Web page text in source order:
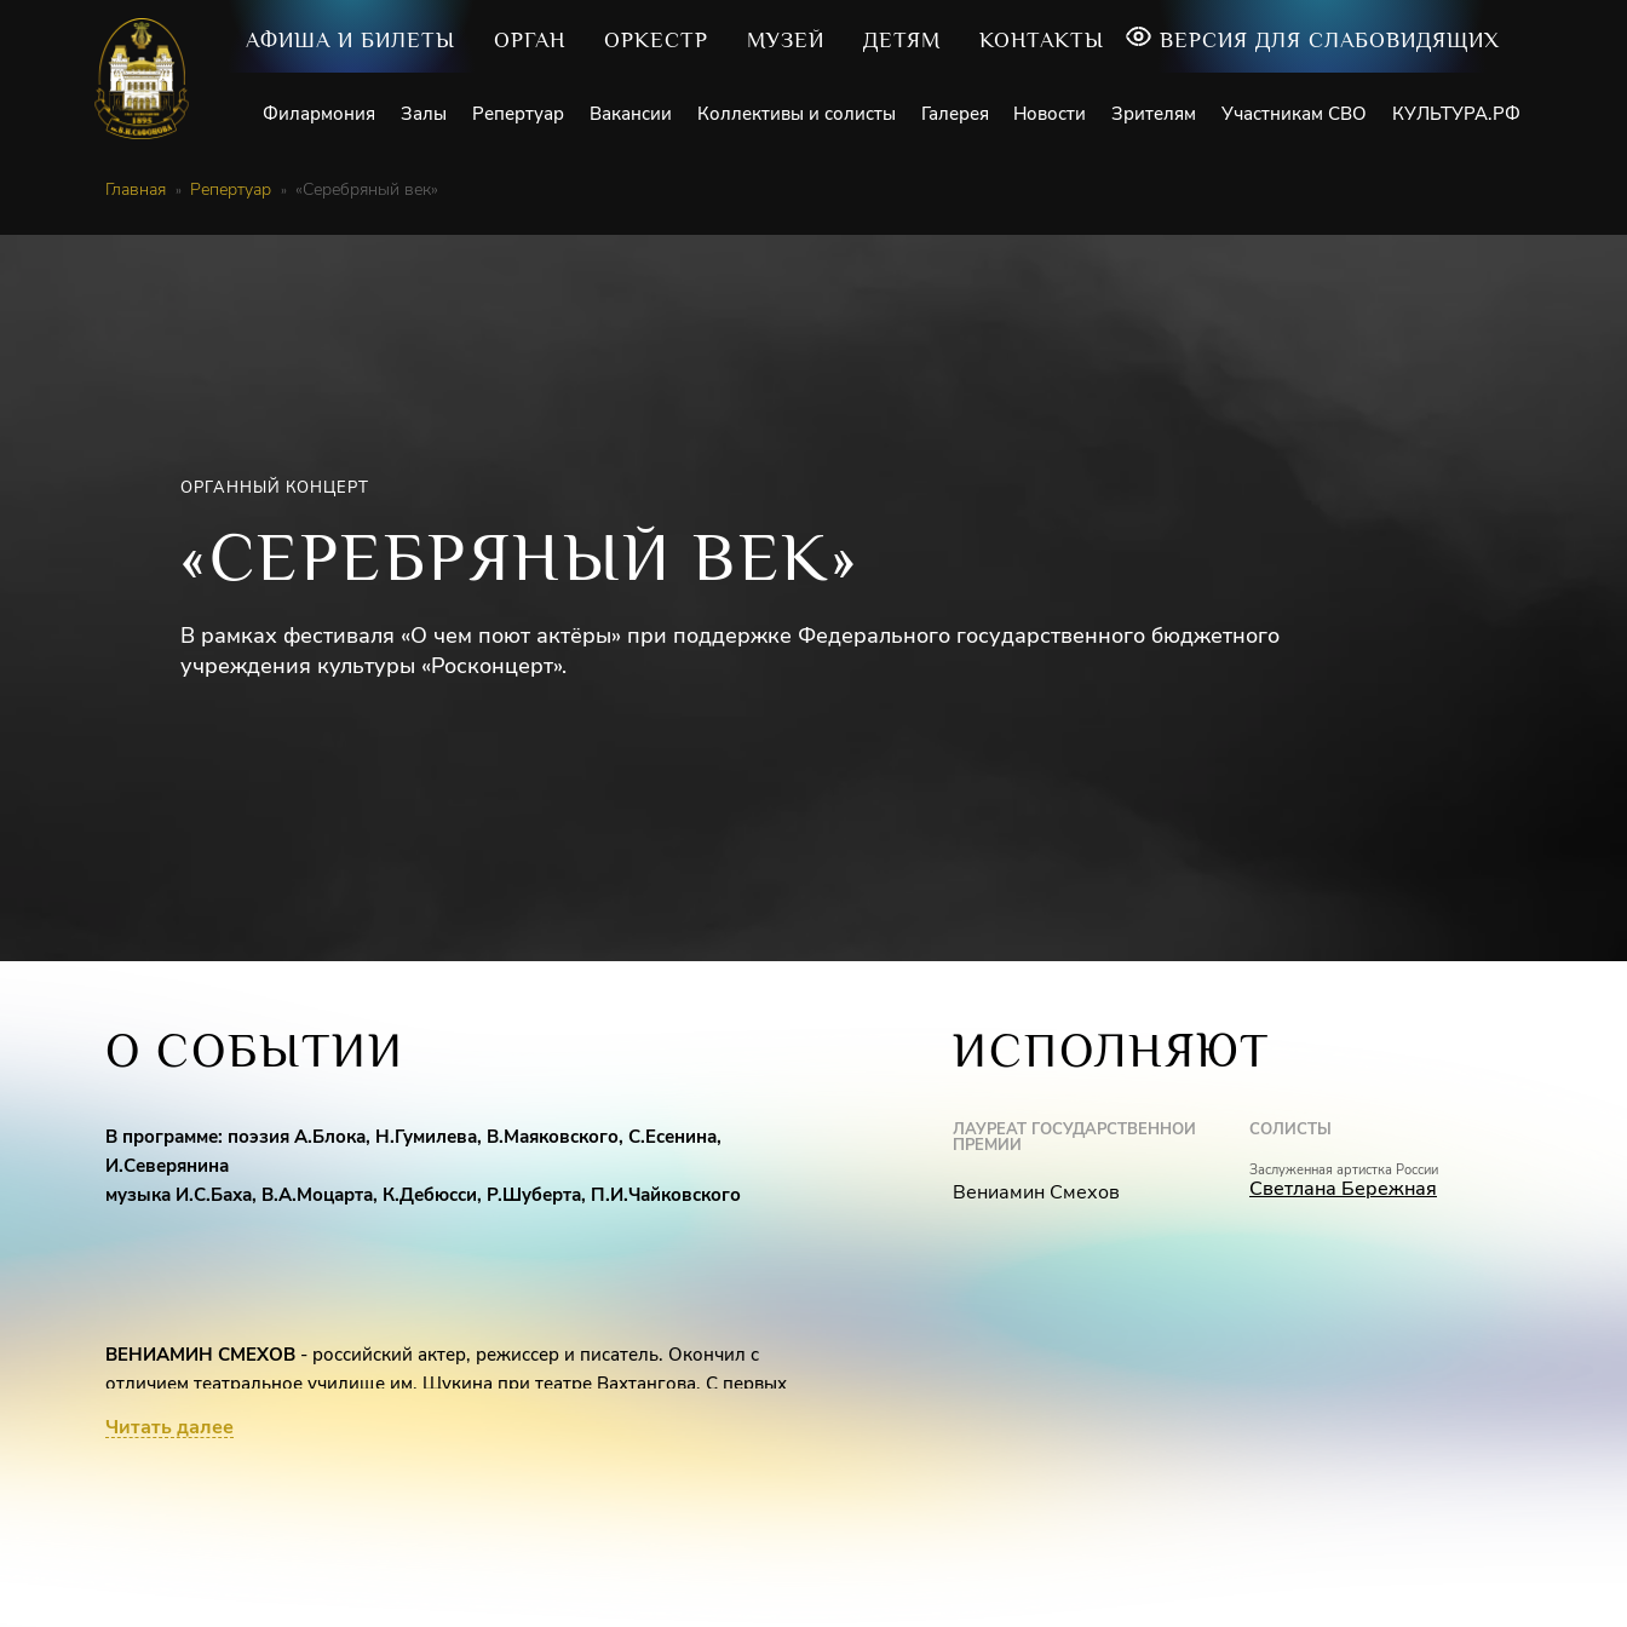
АФИША И БИЛЕТЫ ОРГАН ОРКЕСТР МУЗЕЙ ДЕТЯМ КОНТАКТЫ ВЕРСИЯ ДЛЯ СЛАБОВИДЯЩИХ
Филармония Залы Репертуар Вакансии Коллективы и солисты Галерея Новости Зрителям Участникам СВО КУЛЬТУРА.РФ
Главная Репертуар «Серебряный век»
ОРГАННЫЙ КОНЦЕРТ
«СЕРЕБРЯНЫЙ ВЕК»
В рамках фестиваля «О чем поют актёры» при поддержке Федерального государственного бюджетного
учреждения культуры «Росконцерт».
О СОБЫТИИ
В программе: поэзия А.Блока, Н.Гумилева, В.Маяковского, С.Есенина,
И.Северянина
музыка И.С.Баха, В.А.Моцарта, К.Дебюсси, Р.Шуберта, П.И.Чайковского
ВЕНИАМИН СМЕХОВ - российский актер, режиссер и писатель. Окончил с
отличием театральное училище им. Щукина при театре Вахтангова. С первых
совета и соавтор Ю. П. Любимова. На сцене «Таганки» самые известные роли
Читать далее
ИСПОЛНЯЮТ
ЛАУРЕАТ ГОСУДАРСТВЕННОЙ
ПРЕМИИ
Вениамин Смехов
СОЛИСТЫ
Заслуженная артистка России
Светлана Бережная